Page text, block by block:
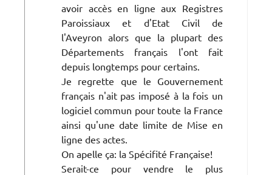
avoir accès en ligne aux Registres
Paroissiaux et d'Etat Civil de
l'Aveyron alors que la plupart des
Départements français l'ont fait
depuis longtemps pour certains.
Je regrette que le Gouvernement
français n'ait pas imposé à la fois un
logiciel commun pour toute la France
ainsi qu'une date limite de Mise en
ligne des actes.
On apelle ça: la Spécifité Française!
Serait-ce pour vendre le plus